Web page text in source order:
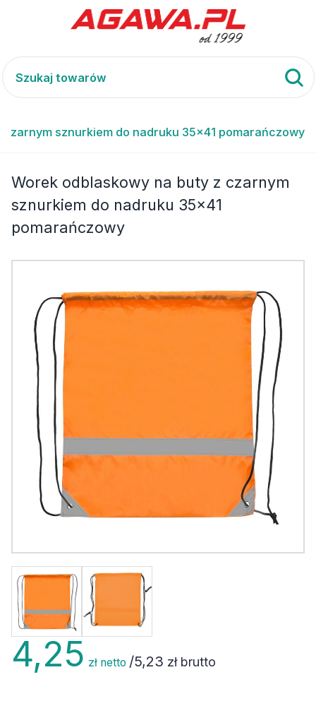
sznurkiem do nadruku 35x41 pomarańczowy
Worek odblaskowy na buty z czarnym
sznurkiem do nadruku 35x41
pomarańczowy
4,25 zł netto /5,23 zł brutto